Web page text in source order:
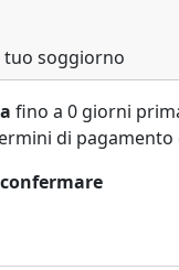
soggiorno
fino a 0 giorni
di pagamento